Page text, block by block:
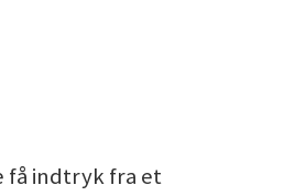
få indtryk fra et